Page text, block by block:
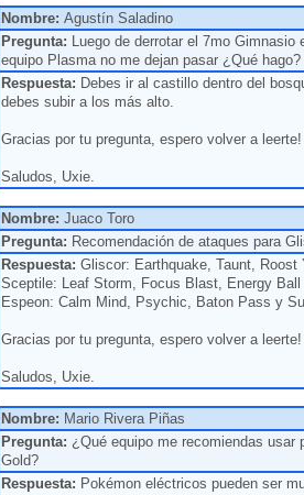
Nombre: Agustín Saladino
Pregunta: Luego de derrotar el 7mo
equipo Plasma no me dejan pasar ¿Qué hago?
Respuesta: Debes ir al castillo dentro del
debes subir a los más alto.
Gracias por tu pregunta, espero volver a leerte!
Saludos, Uxie.
Nombre: Juaco Toro
Pregunta: Recomendación de ataques para
Respuesta: Gliscor: Earthquake, Taunt, Roost
Sceptile: Leaf Storm, Focus Blast, Energy
Espeon: Calm Mind, Psychic, Baton Pass y
Gracias por tu pregunta, espero volver a leerte!
Saludos, Uxie.
Nombre: Mario Rivera Piñas
Pregunta: ¿Qué equipo me recomiendas usar
Gold?
Respuesta: Pokémon eléctricos pueden ser